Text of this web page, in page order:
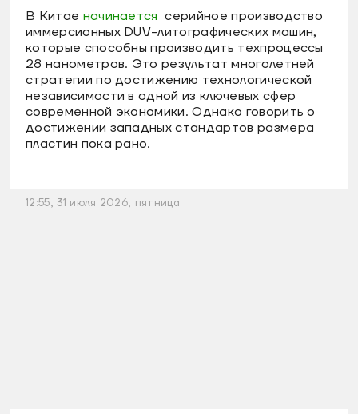
В Китае начинается серийное производство
иммерсионных DUV-литографических машин,
которые способны производить техпроцессы
28 нанометров. Это результат многолетней
стратегии по достижению технологической
независимости в одной из ключевых сфер
современной экономики. Однако говорить о
достижении западных стандартов размера
пластин пока рано.
12:55, 31 июля 2026, пятница